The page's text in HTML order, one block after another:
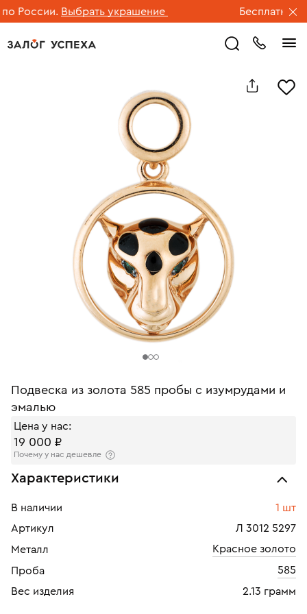
России. Выбрать украшение Бесплатная
Подвеска из золота 585 пробы с изумрудами и
эмалью
Цена у нас:
19 000 ₽
Почему у нас дешевле
Характеристики
В наличии
1 шт
Артикул
Л 3012 5297
Металл
Красное золото
Проба
585
Вес изделия
2.13 грамм